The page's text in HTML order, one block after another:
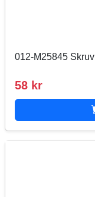
012-M25845
58 kr